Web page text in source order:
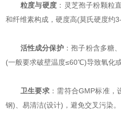
​粒度与硬度​ ：灵芝孢子粉颗粒
和纤维素构成，硬度高(莫氏硬度约
​活性成分保护​：孢子粉含多糖
(一般要求破壁温度≤60℃)导致氧化或
​卫生要求​：需符合GMP标准，
钢)、易清洁(设计)，避免交叉污染。